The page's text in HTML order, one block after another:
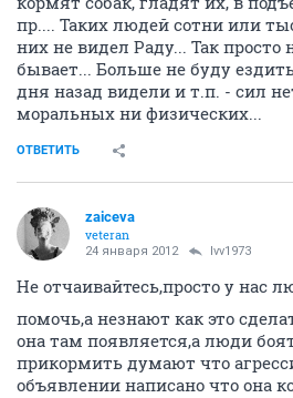
пр.... Таких людей сотни или
них не видел Раду... Так просто
бывает... Больше не буду
дня назад видели и т.п. - сил
моральных ни физических...
ОТВЕТИТЬ
zaiceva
veteran
24 января 2012 lvv1973
Не отчаивайтесь,просто у нас
помочь,а незнают как это
она там появляется,а люди
прикормить думают что
объявлении написано что она